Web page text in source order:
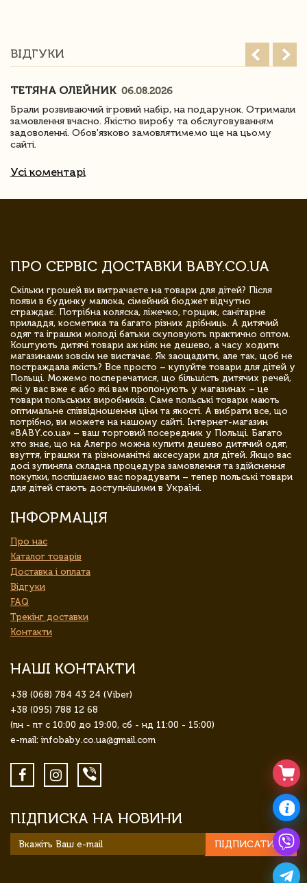
ВІДГУКИ
ТЕТЯНА ОЛЕЙНИК 06.08.2026
Брали розвиваючий ігровий набір, на подарунок. Отримали
замовлення вчасно. Якістю виробу та обслуговуванням
задоволенні. Обов'язково замовлятимемо ще на цьому
сайті.
Усі коментарі
ПРО СЕРВІС ДОСТАВКИ BABY.CO.UA
Скільки грошей ви витрачаєте на товари для дітей? Після
появи в будинку малюка, сімейний бюджет відчутно
страждає. Потрібна коляска, ліжечко, горщик, санітарне
приладдя, косметика та багато різних дрібниць. А дитячий
одяг та іграшки молоді батьки скуповують практично оптом.
Коштують дитячі товари аж ніяк не дешево, а часу ходити
магазинами зовсім не вистачає. Як заощадити, але так, щоб не
постраждала якість? Все просто – купуйте товари для дітей у
Польщі. Можемо посперечатися, що більшість дитячих речей,
які у вас вже є або які вам пропонують у магазинах – це
товари польських виробників. Саме польські товари мають
оптимальне співвідношення ціни та якості. А вибрати все, що
потрібно, ви можете на нашому сайті. Інтернет-магазин
«BABY.co.ua» – ваш торговий посередник у Польщі. Багато
хто знає, що на Алегро можна купити дешево дитячий одяг,
взуття, іграшки та різноманітні аксесуари для дітей. Якщо вас
досі зупиняла складна процедура замовлення та здійснення
покупки, поспішаємо вас порадувати – тепер польські товари
для дітей стають доступнішими в Україні.
ІНФОРМАЦІЯ
Про нас
Каталог товарів
Доставка і оплата
Відгуки
FAQ
Трекінг доставки
Контакти
НАШІ КОНТАКТИ
+38 (068) 784 43 24 (Viber)
+38 (095) 788 12 68
(пн - пт с 10:00 до 19:00, сб - нд 11:00 - 15:00)
e-mail: infobaby.co.ua@gmail.com
ПІДПИСКА НА НОВИНИ
ПІДПИСАТИСЯ